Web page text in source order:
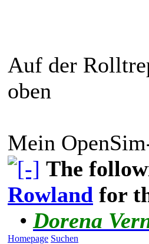
Auf der
oben
Mein
The
Rowland for
• Dorena
Homepage Suchen